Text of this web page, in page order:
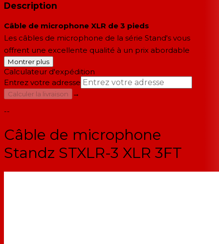
Description
Câble de microphone XLR de 3 pieds
Les câbles de microphone de la série Stand's vous
offrent une excellente qualité à un prix abordable
Montrer plus
Calculateur d'expédition
Entrez votre adresse
Calculer la livraison
→
--
Câble de microphone
Standz STXLR-3 XLR 3FT